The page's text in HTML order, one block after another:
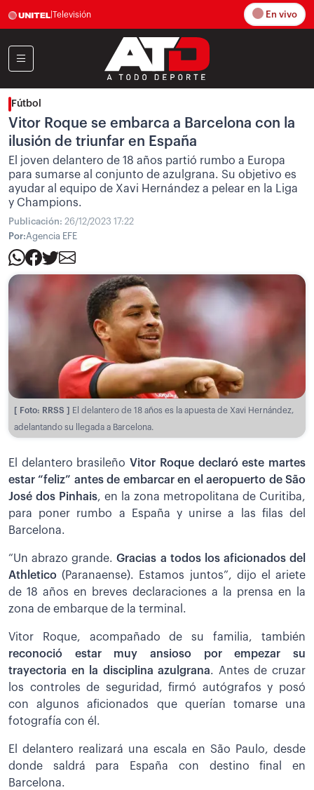
Televisión En vivo
Fútbol
Vitor Roque se embarca a Barcelona con la
ilusión de triunfar en España
El joven delantero de 18 años partió rumbo a Europa
para sumarse al conjunto de azulgrana. Su objetivo es
ayudar al equipo de Xavi Hernández a pelear en la Liga
y Champions.
Publicación: 26/12/2023 17:22
Por:Agencia EFE
[ Foto: RRSS ]
El delantero de 18 años es la apuesta de Xavi Hernández,
adelantando su llegada a Barcelona.
El delantero brasileñoVitor Roque declaró este martes
estar “feliz” antes de embarcar en el aeropuerto de São
José dos Pinhais, en la zona metropolitana de Curitiba,
para poner rumbo a España y unirse a las filas del
Barcelona.
“Un abrazo grande.Gracias a todos los aficionados del
Athletico (Paranaense). Estamos juntos”, dijo el ariete
de 18 años en breves declaraciones a la prensa en la
zona de embarque de la terminal.
Vitor Roque, acompañado de su familia, también
reconoció estar muy ansioso por empezar su
trayectoria en la disciplina azulgrana. Antes de cruzar
los controles de seguridad, firmó autógrafos y posó
con algunos aficionados que querían tomarse una
fotografía con él.
El delantero realizará una escala en São Paulo, desde
donde saldrá para España con destino final en
Barcelona.